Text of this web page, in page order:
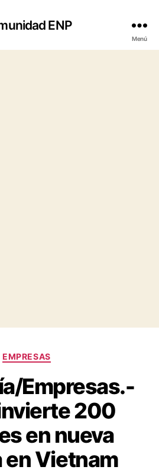
ENP
Menú
Categorías
EMPRESAS
Empresas.-
200
en nueva
en Vietnam